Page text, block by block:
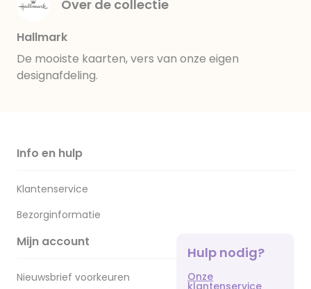
Over de collectie
Hallmark
De mooiste kaarten, vers van onze eigen
designafdeling.
Info en hulp
Klantenservice
Bezorginformatie
Mijn account
Nieuwsbrief voorkeuren
Hulp nodig?
Onze
klantenservice